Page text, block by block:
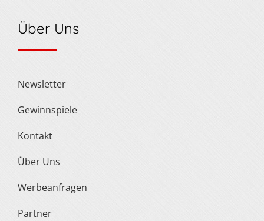
Über Uns
Newsletter
Gewinnspiele
Kontakt
Über Uns
Werbeanfragen
Partner